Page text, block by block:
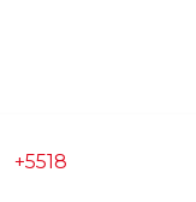
+5518